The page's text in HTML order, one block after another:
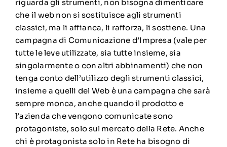
riguarda gli strumenti, non bisogna dimenticare
che il web non si sostituisce agli strumenti
classici, ma li affianca, li rafforza, li sostiene. Una
campagna di Comunicazione d’Impresa (vale per
tutte le leve utilizzate, sia tutte insieme, sia
singolarmente o con altri abbinamenti) che non
tenga conto dell’utilizzo degli strumenti classici,
insieme a quelli del Web è una campagna che sarà
sempre monca, anche quando il prodotto e
l’azienda che vengono comunicate sono
protagoniste, solo sul mercato della Rete. Anche
chi è protagonista solo in Rete ha bisogno di